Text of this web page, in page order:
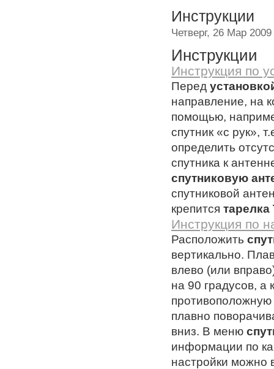
Инструкции
Четверг, 26 Мар 2009
Инструкции
Инструкция по
Перед
направление, на
помощью,
спутник «с рук»,
определить
спутника к
спутниковую
спутниковой
крепится
Инструкция по
Расположить
вертикально.
влево (или
на 90 градусов, а
плавно
вниз. В меню
информации по
настройки можно